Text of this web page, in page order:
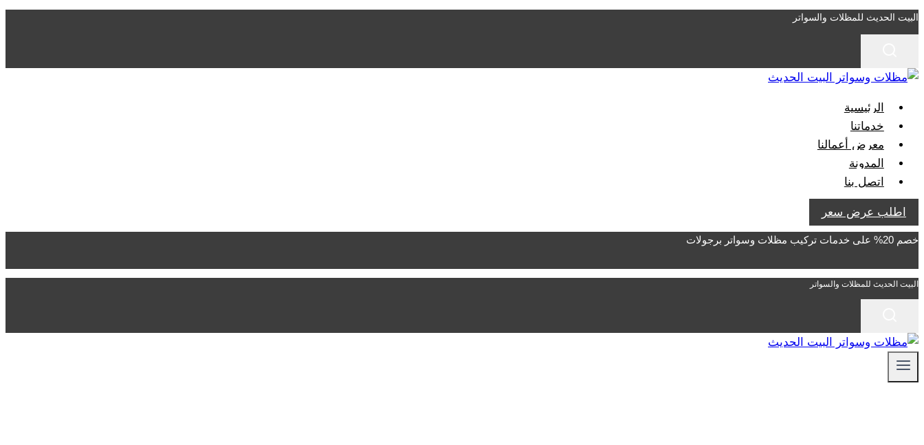
التجاوز
إلى
البيت الحديث للمظلات والسواتر
الرئيسية
خدماتنا
معرض أعمالنا
المدونة
اتصل بنا
اطلب عرض سعر
خصم 20% على خدمات تركيب مظلات وسواتر برجولات
البيت الحديث للمظلات والسواتر